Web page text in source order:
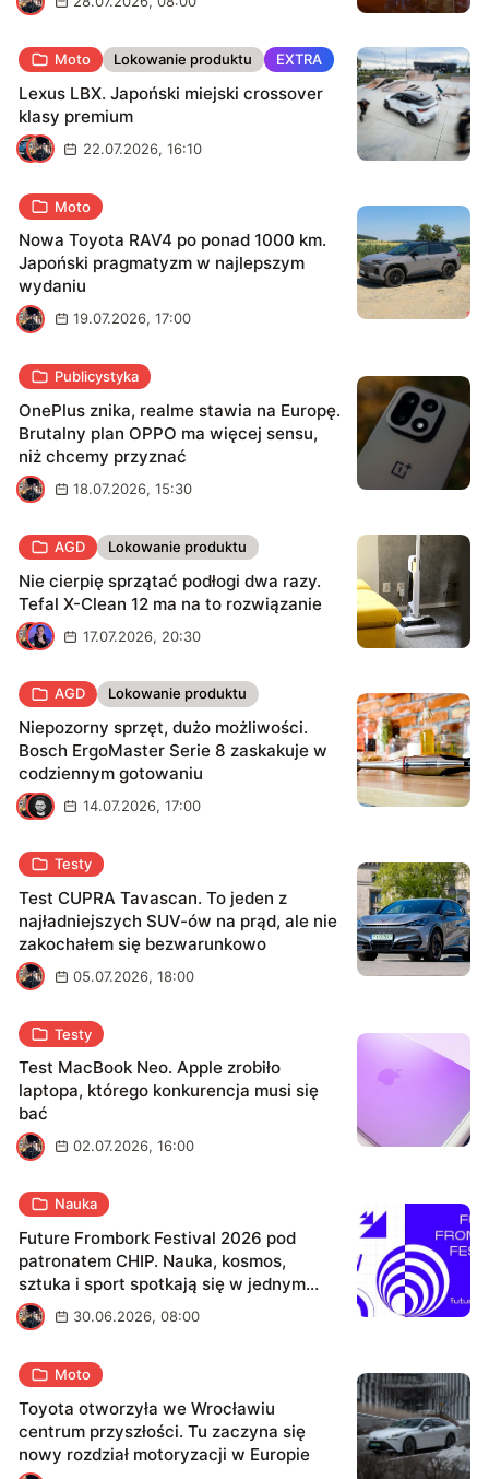
Cupertino, samochody elektryczne (i najlepiej ze stali
nierdzewnej), minimalistyczny design, dystopijny
streetwear i anti-fashion, a muzyka towarzyszy mi całą
dobę. Najlepiej czuję się w studiu nagraniowym, na
planie wideo albo w samolocie.
Moto Lokowanie produktu EXTRA
Lexus LBX. Japoński miejski crossover
klasy premium
MK 22.07.2026, 16:10
Moto
Nowa Toyota RAV4 po ponad 1000 km.
Japoński pragmatyzm w najlepszym
wydaniu
K
19.07.2026, 17:00
Publicystyka
OnePlus znika, realme stawia na Europę.
Brutalny plan OPPO ma więcej sensu,
niż chcemy przyznać
K
18.07.2026, 15:30
AGD Lokowanie produktu
Nie cierpię sprzątać podłogi dwa razy.
Tefal X-Clean 12 ma na to rozwiązanie
KM 17.07.2026, 20:30
AGD Lokowanie produktu
Niepozorny sprzęt, dużo możliwości.
Bosch ErgoMaster Serie 8 zaskakuje w
codziennym gotowaniu
KK 14.07.2026, 17:00
Testy
Test CUPRA Tavascan. To jeden z
najładniejszych SUV-ów na prąd, ale nie
zakochałem się bezwarunkowo
K
05.07.2026, 18:00
Testy
Test MacBook Neo. Apple zrobiło
laptopa, którego konkurencja musi się
bać
K
02.07.2026, 16:00
Nauka
Future Frombork Festival 2026 pod
patronatem CHIP. Nauka, kosmos,
sztuka i sport spotkają się w jednym
miejscu
K 30.06.2026, 08:00
Moto
Toyota otworzyła we Wrocławiu
centrum przyszłości. Tu zaczyna się
nowy rozdział motoryzacji w Europie